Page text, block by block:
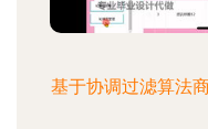
基于协调过滤算法